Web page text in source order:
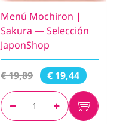
Menú Mochiron |
Sakura — Selección
JaponShop
€ 19,89 € 19,44